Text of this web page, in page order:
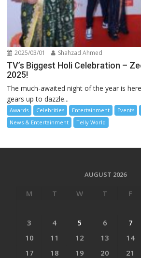
2025/03/01 Shahzad Ahmed
TV’s Biggest Holi Celebration –
2025!
The much-awaited night of the year is
gears up to dazzle...
Awards Celebrities Entertainment Events
News & Entertainment
Telly World
AUGUST 2026
M T W T F
3
4 5 6 7
10
11 12 13 14
17
18 19 20 21